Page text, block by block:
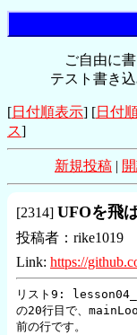
ご自由に
テスト書き
[日付順表示] [日付
ス]
新規投稿 |
[2314] UFOを飛
投稿者： rike1019
Link: https://
リスト9:
の20行目で、
前の行です。